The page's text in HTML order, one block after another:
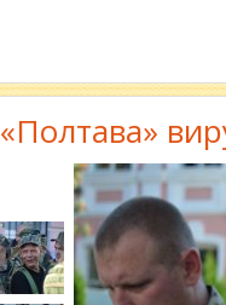
«Полтава»